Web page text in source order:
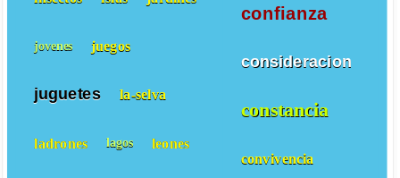
confianza
consideracion
constancia
convivencia
jovenes juegos
juguetes la-selva
ladrones lagos leones